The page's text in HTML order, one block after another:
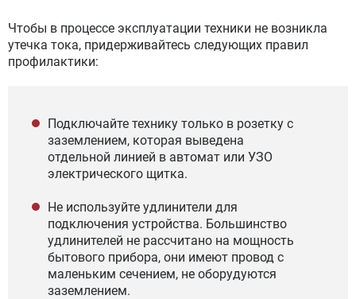
Чтобы в процессе эксплуатации техники не возникла
утечка тока, придерживайтесь следующих правил
профилактики:
Подключайте технику только в розетку с
заземлением, которая выведена
отдельной линией в автомат или УЗО
электрического щитка.
Не используйте удлинители для
подключения устройства. Большинство
удлинителей не рассчитано на мощность
бытового прибора, они имеют провод с
маленьким сечением, не оборудуются
заземлением.